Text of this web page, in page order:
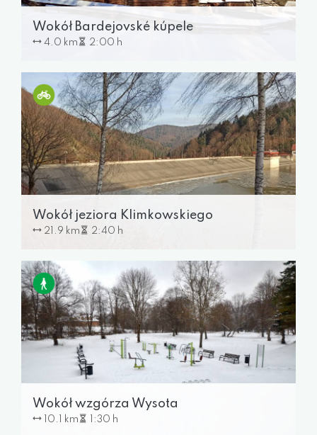
Wokół Bardejovské kúpele
4.0 km 2:00 h
Wokół jeziora Klimkowskiego
21.9 km 2:40 h
Wokół wzgórza Wysota
10.1 km 1:30 h